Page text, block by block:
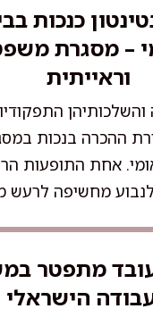
כנכות
– מסגרת
וראייתית
והשלכותיהן
ההכרה בנכות
אחת התופעות
מחשיפה לרעש
עובד מתפטר
הישראלי